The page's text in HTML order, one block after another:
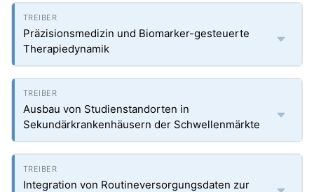
Präzisionsmedizin und Biomarker-gesteuerte
Therapiedynamik
Ausbau von Studienstandorten in
Sekundärkrankenhäusern der Schwellenmärkte
Integration von Routineversorgungsdaten zur